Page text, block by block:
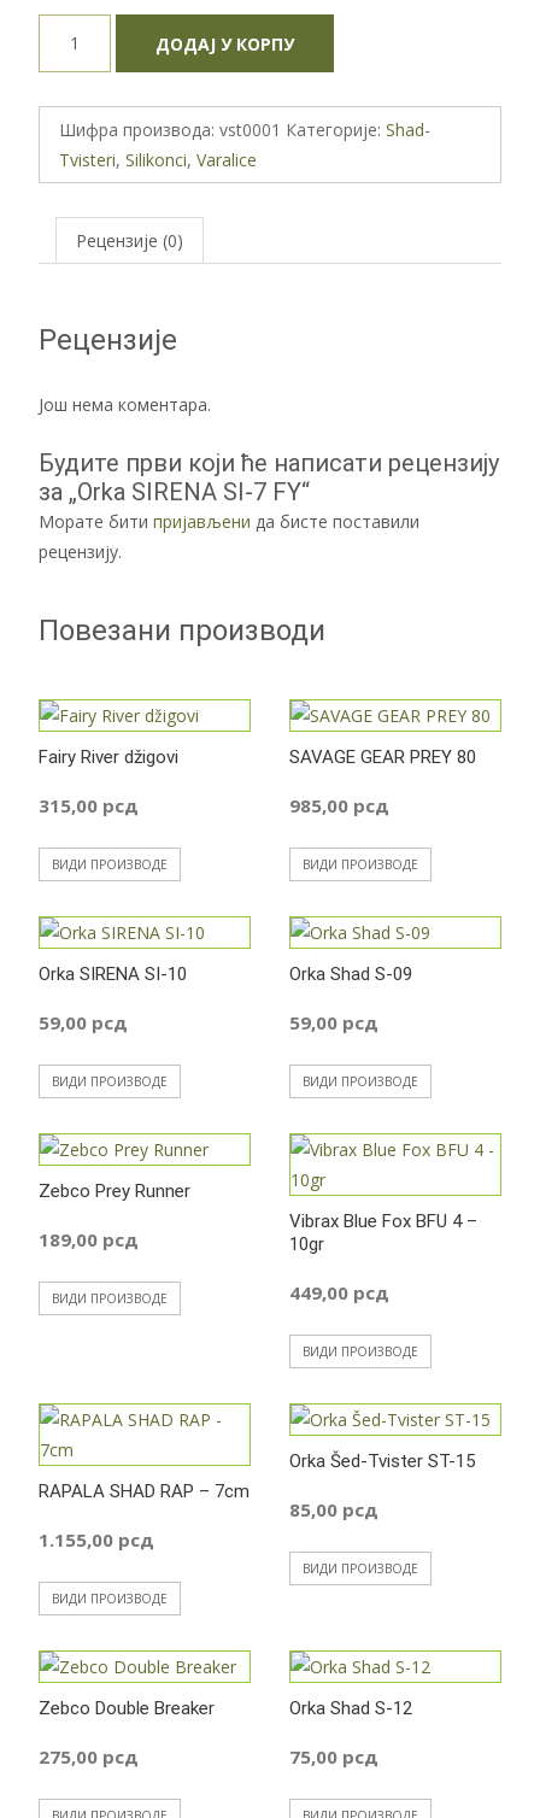
количина
ДОДАЈ У КОРПУ
Шифра производа: vst0001 Категорије: Shad-
Tvisteri, Silikonci, Varalice
Рецензије (0)
Рецензије
Још нема коментара.
Будите први који ће написати рецензију
за „Orka SIRENA SI-7 FY“
Морате бити пријављени да бисте поставили
рецензију.
Повезани производи
Fairy River džigovi
315,00 рсд
ВИДИ ПРОИЗВОДЕ
SAVAGE GEAR PREY 80
985,00 рсд
ВИДИ ПРОИЗВОДЕ
Orka SIRENA SI-10
59,00 рсд
ВИДИ ПРОИЗВОДЕ
Orka Shad S-09
59,00 рсд
ВИДИ ПРОИЗВОДЕ
Zebco Prey Runner
189,00 рсд
ВИДИ ПРОИЗВОДЕ
Vibrax Blue Fox BFU 4 –
10gr
449,00 рсд
ВИДИ ПРОИЗВОДЕ
RAPALA SHAD RAP – 7cm
1.155,00 рсд
ВИДИ ПРОИЗВОДЕ
Orka Šed-Tvister ST-15
85,00 рсд
ВИДИ ПРОИЗВОДЕ
Zebco Double Breaker
275,00 рсд
Orka Shad S-12
75,00 рсд